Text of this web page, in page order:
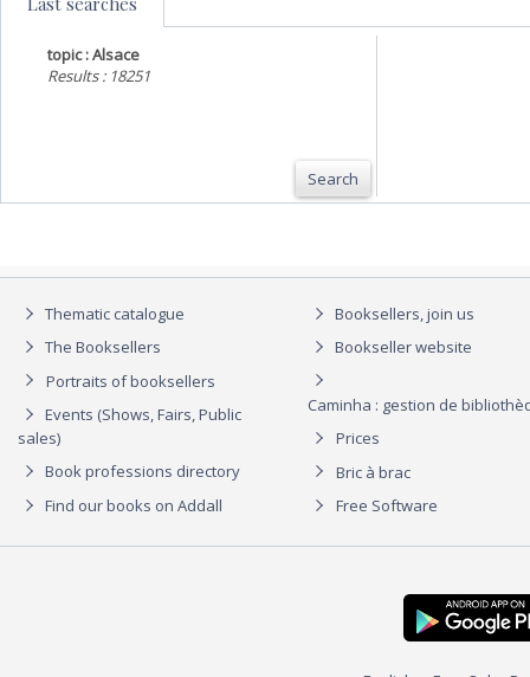
topic : Alsace
Results : 18251
Search
Thematic catalogue
The Booksellers
Portraits of booksellers
Events (Shows, Fairs, Public
sales)
Book professions directory
Find our books on Addall
Booksellers, join us
Bookseller website
Caminha : gestion de
Prices
Bric à brac
Free Software